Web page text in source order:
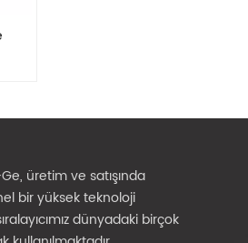
Ge, üretim ve satışında
bir yüksek teknoloji
dünyadaki birçok